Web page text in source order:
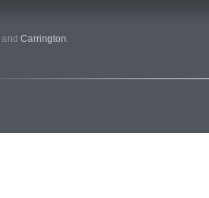
and Carrington